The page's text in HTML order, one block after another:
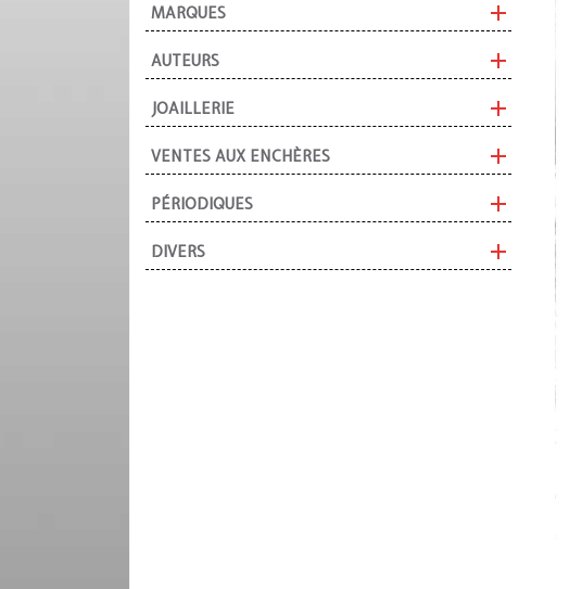
MARQUES
AUTEURS
JOAILLERIE
VENTES AUX ENCHÈRES
PÉRIODIQUES
DIVERS